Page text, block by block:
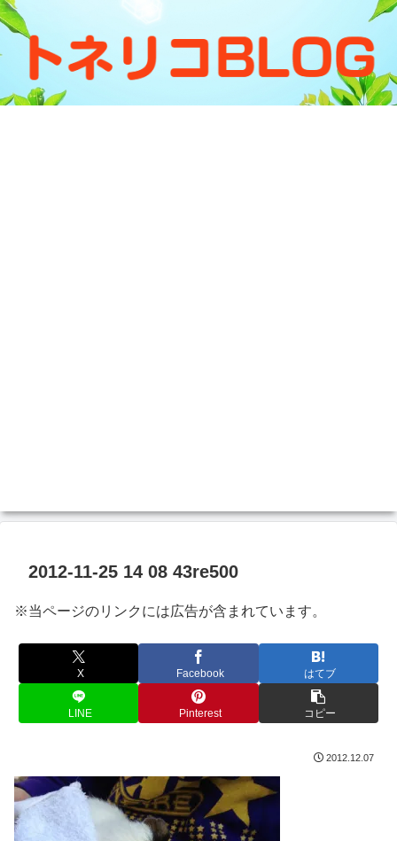
2012-11-25 14 08 43re500
※当ページのリンクには広告が含まれています。
X Facebook はてブ
LINE Pinterest コピー
2012.12.07